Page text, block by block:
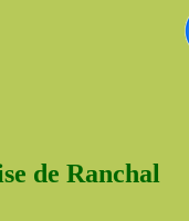
de Ranchal